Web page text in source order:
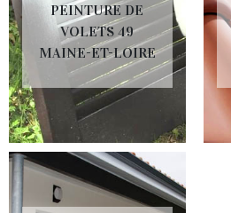
PEINTURE DE
VOLETS 49
MAINE-ET-LOIRE